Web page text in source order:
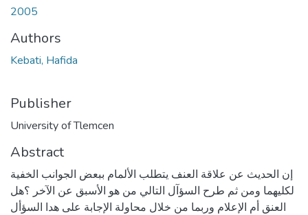
2005
Authors
Kebati, Hafida
Publisher
University of Tlemcen
Abstract
إن الحديث عن علاقة العنف يتطلب الألمام ببعض الجوانب الخفية
لكليهما ومن ثم طرح السؤآل التالي من هو الأسبق عن الآخر ؟هل
العنق أم الإعلام وربما من خلال محاولة الإجابة على هدا السؤأل